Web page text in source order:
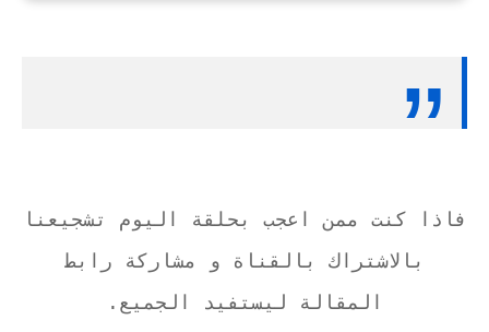
فاذا كنت ممن اعجب بحلقة اليوم تشجيعنا
بالاشتراك بالقناة و مشاركة رابط
المقالة ليستفيد الجميع.